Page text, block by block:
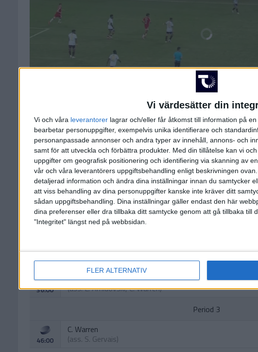
Vi värdesätter din
Vi och våra leverantorer lagrar och/eller får åtkomst till information på
bearbetar personuppgifter, exempelvis unika identifierare och
personanpassade annonser och andra typer av innehåll, annons- och
samt för att utveckla och förbättra produkter. Med din tillåtelse kan vi
uppgifter om geografisk positionering och identifiering via skanning av
vår och våra leverantörers uppgiftsbehandling enligt beskrivningen
detaljerad information och ändra dina inställningar innan du samtycker
att viss behandling av dina personuppgifter kanske inte kräver ditt
sådan uppgiftsbehandling. Dina inställningar gäller endast den här
dina preferenser eller dra tillbaka ditt samtycke genom att gå tillbaka till
"Integritet" längst ned på webbsidan.
FLER ALTERNATIV
HÄNDELSER
Period 1
C. Kunopaski
Period 2
36:00
N. Laird
(ass.L. Amidovski,C. Warren)
Period 3
46:00
C. Warren
(ass. S. Gervais)